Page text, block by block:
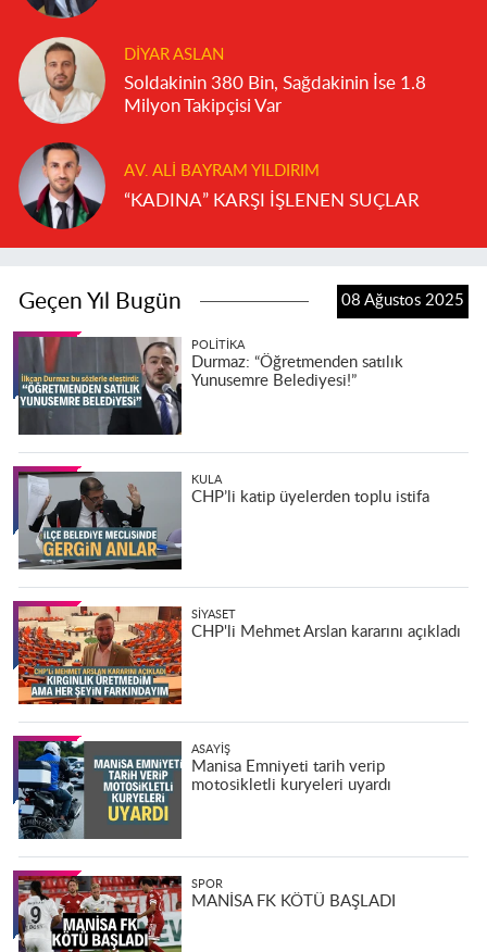
DIYAR ASLAN
Soldakinin 380 Bin, Sağdakinin İse 1.8
Milyon Takipçisi Var
AV. ALI BAYRAM YILDIRIM
“KADINA” KARŞI İŞLENEN SUÇLAR
Geçen Yıl Bugün 08 Ağustos 2025
POLITIKA
Durmaz: “Öğretmenden satılık
Yunusemre Belediyesi!”
KULA
CHP’li katip üyelerden toplu istifa
SIYASET
CHP'li Mehmet Arslan kararını açıkladı
ASAYIŞ
Manisa Emniyeti tarih verip
motosikletli kuryeleri uyardı
SPOR
MANİSA FK KÖTÜ BAŞLADI